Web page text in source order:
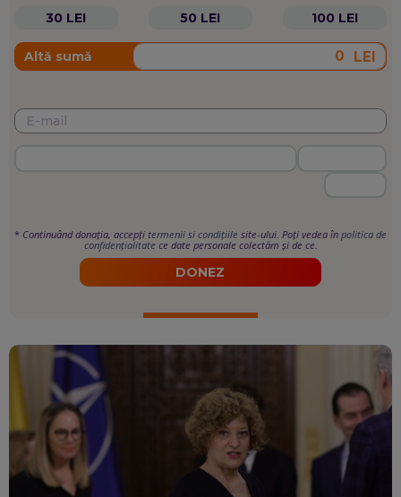
30 LEI
50 LEI 100 LEI
Altă sumă LEI
* Continuând donația, accepți termenii si condițiile site-ului. Poți vedea în politica de
confidențialitate ce date personale colectăm și de ce.
DONEZ